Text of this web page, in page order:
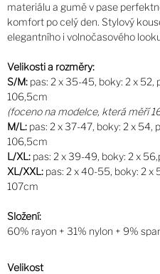
materiálu a gumě v pase
komfort po celý den. Stylový
elegantního i volnočasového
Velikosti a rozměry:
S/M: pas: 2 x 35-45, boky: 2 x 52,
106,5cm
(foceno na modelce, která měří
M/L: pas: 2 x 37-47, boky: 2 x 54,
106,5cm
L/XL: pas: 2 x 39-49, boky: 2 x
XL/XXL: pas: 2 x 40-55, boky: 2 x
107cm
Složení:
60% rayon + 31% nylon + 9%
Velikost